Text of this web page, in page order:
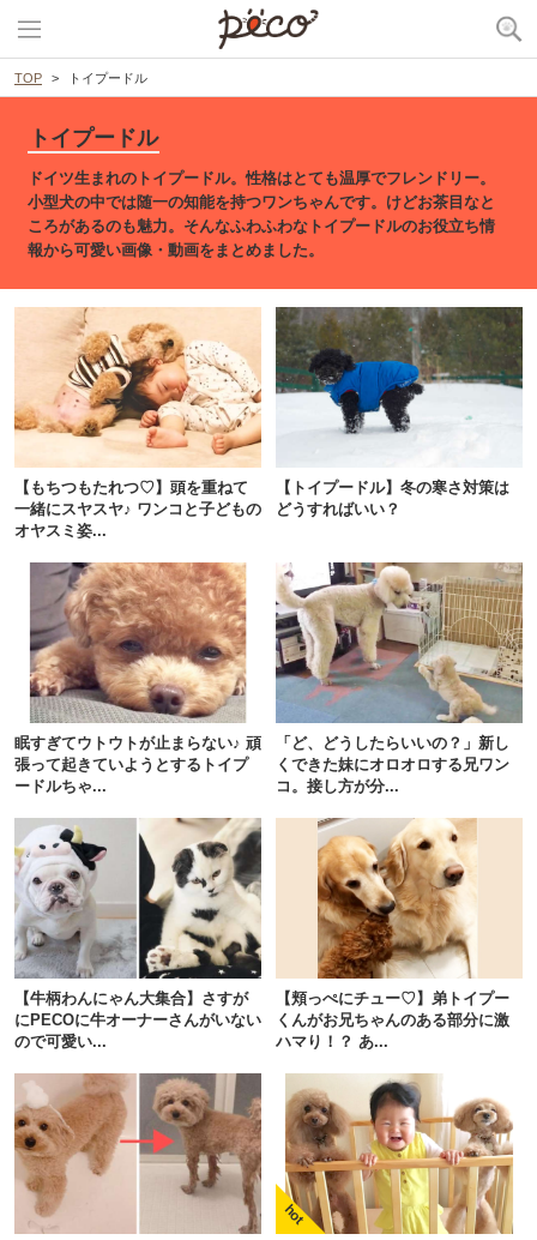
TOP トイプードル
トイプードル
ドイツ生まれのトイプードル。性格はとても温厚でフレンドリー。
小型犬の中では随一の知能を持つワンちゃんです。けどお茶目なと
ころがあるのも魅力。そんなふわふわなトイプードルのお役立ち情
報から可愛い画像・動画をまとめました。
【もちつもたれつ♡】頭を重ねて
一緒にスヤスヤ♪ ワンコと子どもの
オヤスミ姿...
【トイプードル】冬の寒さ対策は
どうすればいい？
眠すぎてウトウトが止まらない♪ 頑
張って起きていようとするトイプ
ードルちゃ...
「ど、どうしたらいいの？」新し
くできた妹にオロオロする兄ワン
コ。接し方が分...
【牛柄わんにゃん大集合】さすが
にPECOに牛オーナーさんがいない
ので可愛い...
【頬っぺにチュー♡】弟トイプー
くんがお兄ちゃんのある部分に激
ハマり！？ あ...